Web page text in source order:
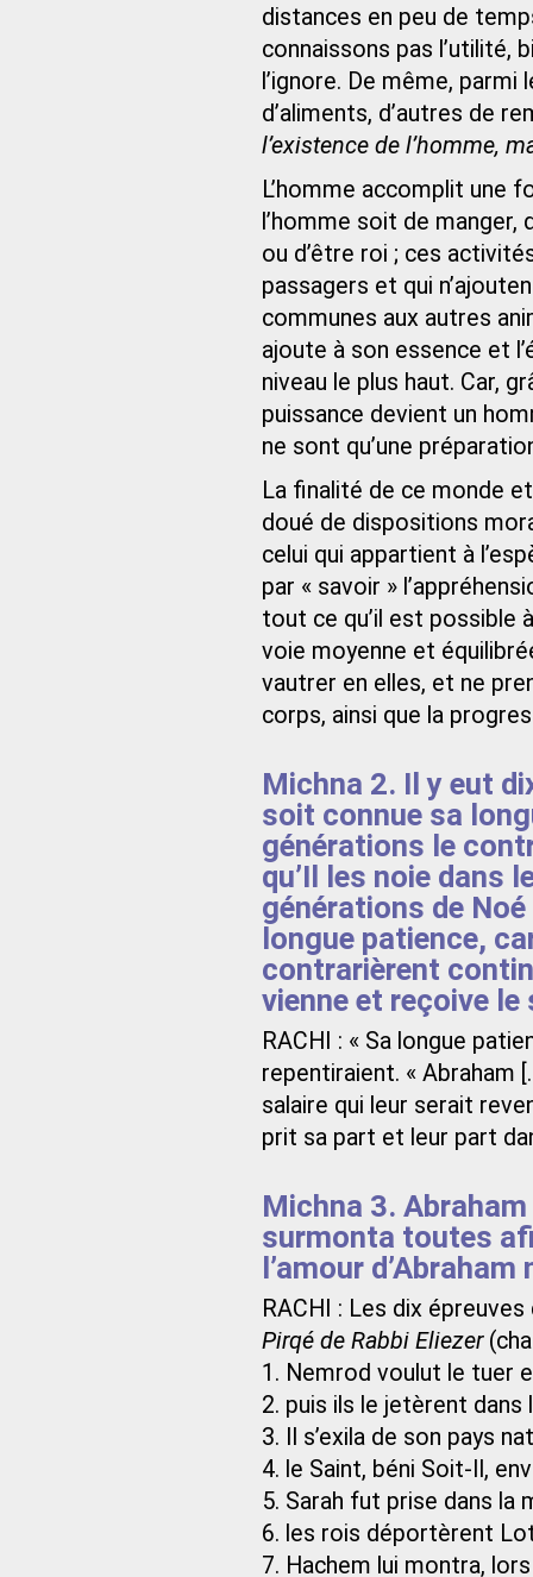
distances en peu de
connaissons pas l’utilité,
l’ignore. De même,
d’aliments, d’autres de
l’existence de l’homme,
L’homme accomplit une
l’homme soit de
ou d’être roi ; ces
passagers et qui
communes aux autres
ajoute à son essence et
niveau le plus haut. Car,
puissance devient un
ne sont qu’une
La finalité de ce monde
doué de dispositions
celui qui appartient à
par « savoir »
tout ce qu’il est possible
voie moyenne et
vautrer en elles, et ne
corps, ainsi que la
Michna 2. Il y eut
soit connue sa
générations le
qu’Il les noie dans
générations de
longue patience,
contrarièrent
vienne et reçoive
RACHI : « Sa longue
repentiraient. « Abraham
salaire qui leur serait
prit sa part et leur part
Michna 3.
surmonta toutes
l’amour
RACHI : Les dix
Pirqé de Rabbi Eliezer
1. Nemrod voulut le tuer
2. puis ils le jetèrent dans
3. Il s’exila de son pays
4. le Saint, béni Soit-Il,
5. Sarah fut prise dans la
6. les rois déportèrent
7. Hachem lui montra,